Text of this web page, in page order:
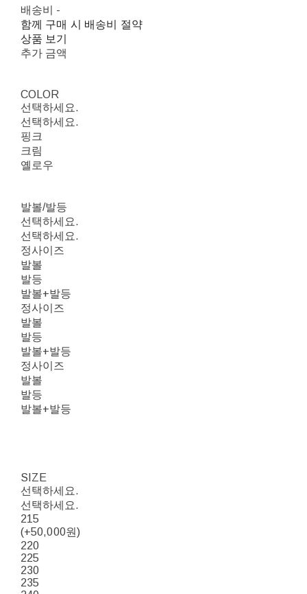
배송비 -
함께 구매 시 배송비 절약
상품 보기
추가 금액
COLOR
선택하세요.
선택하세요.
핑크
크림
옐로우
발볼/발등
선택하세요.
선택하세요.
정사이즈
발볼
발등
발볼+발등
정사이즈
발볼
발등
발볼+발등
정사이즈
발볼
발등
발볼+발등
SIZE
선택하세요.
선택하세요.
215
(+50,000원)
220
225
230
235